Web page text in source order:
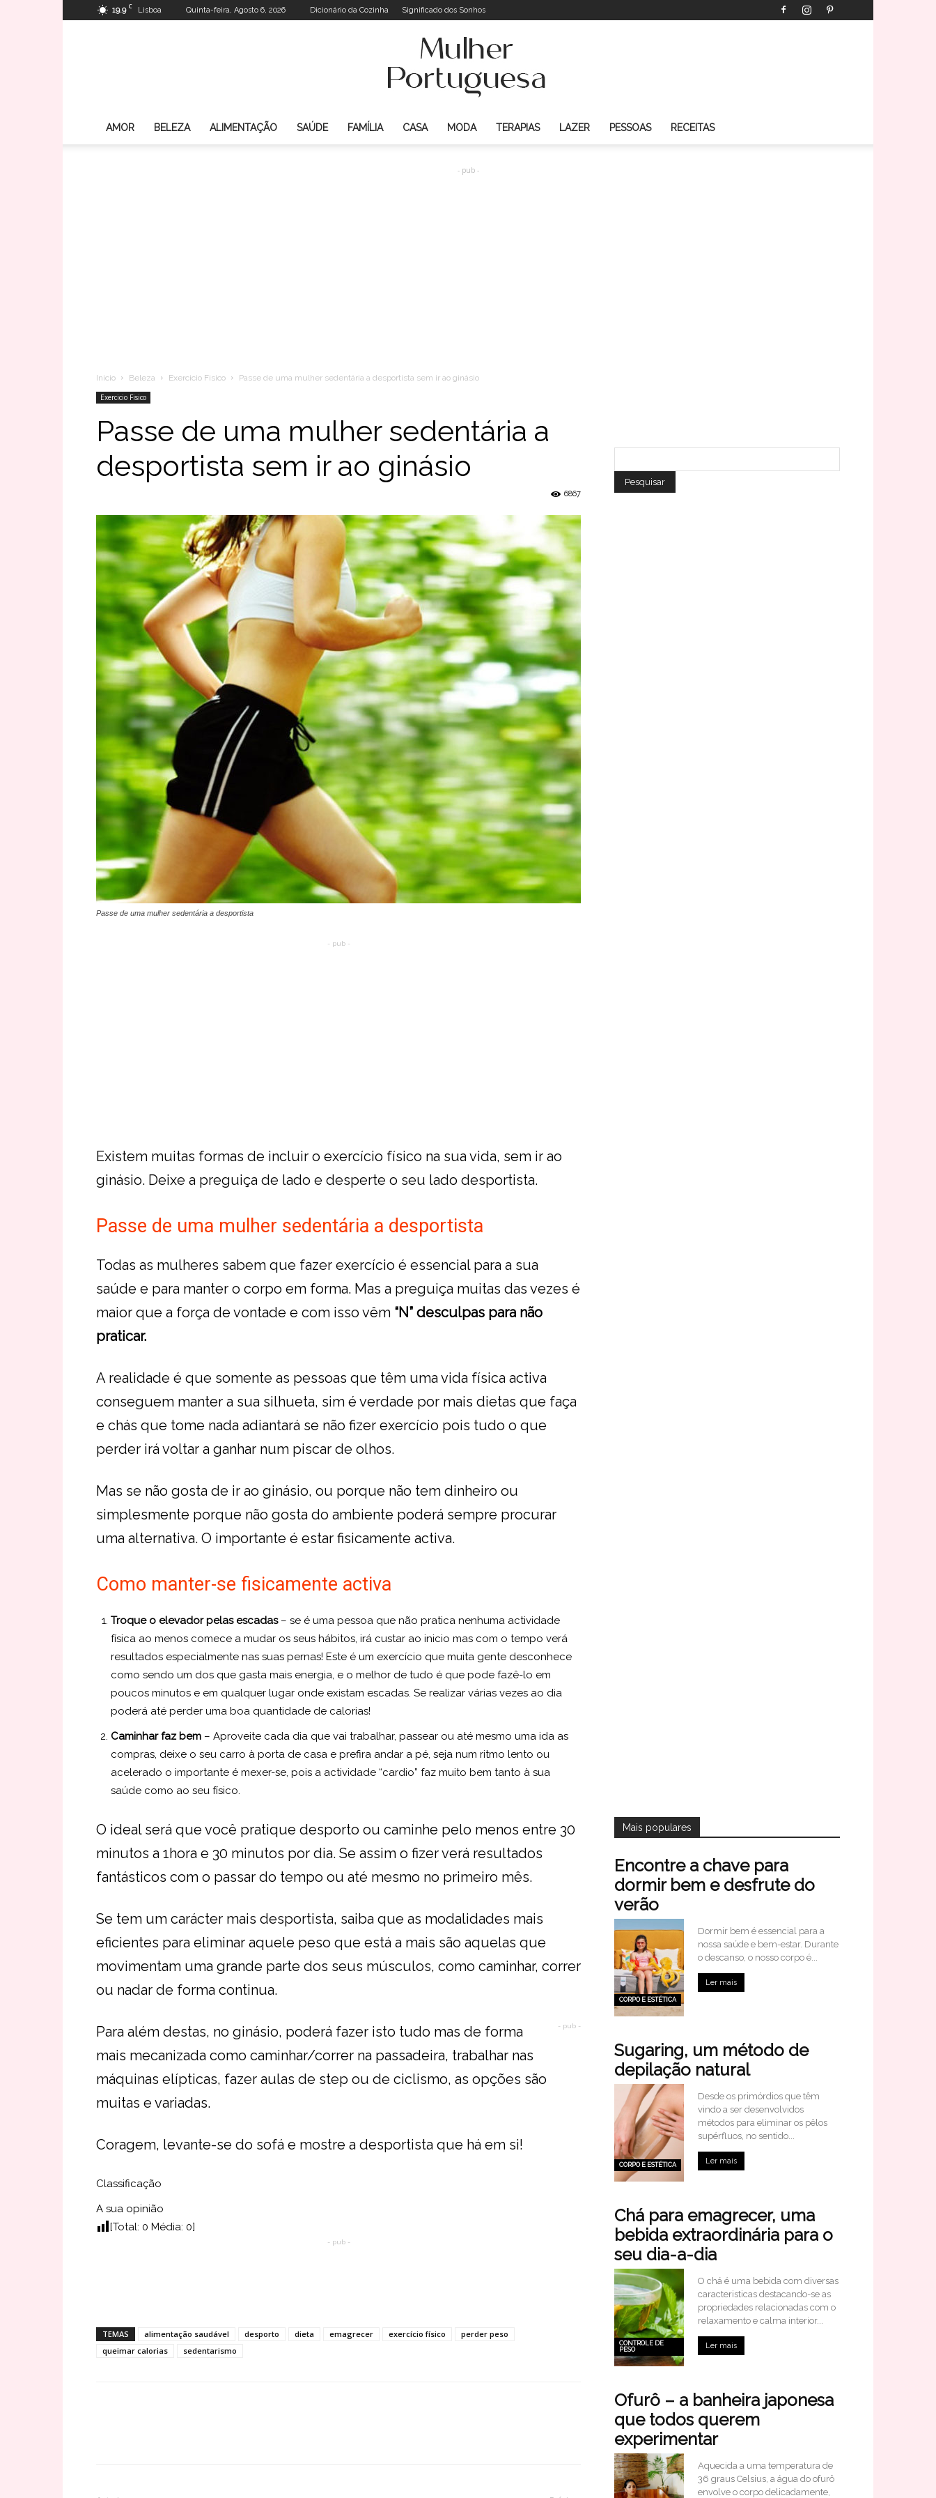
19.9 C Lisboa Quinta-feira, Agosto 6, 2026 Dicionário da Cozinha Significado dos Sonhos
AMOR BELEZA ALIMENTAÇÃO SAÚDE FAMÍLIA CASA MODA TERAPIAS LAZER PESSOAS RECEITAS
- pub -
Inicio Beleza Exercicio Fisico
Passe de uma mulher sedentária a desportista sem ir ao ginásio
Exercicio Fisico
Passe de uma mulher sedentária a
desportista sem ir ao ginásio
6867
Passe de uma mulher sedentária a desportista
- pub -
Existem muitas formas de incluir o exercício físico na sua vida, sem ir ao
ginásio. Deixe a preguiça de lado e desperte o seu lado desportista.
Passe de uma mulher sedentária a desportista
Todas as mulheres sabem que fazer exercício é essencial para a sua
saúde e para manter o corpo em forma. Mas a preguiça muitas das vezes é
maior que a força de vontade e com isso vêm “N” desculpas para não
praticar.
A realidade é que somente as pessoas que têm uma vida física activa
conseguem manter a sua silhueta, sim é verdade por mais dietas que faça
e chás que tome nada adiantará se não fizer exercício pois tudo o que
perder irá voltar a ganhar num piscar de olhos.
Mas se não gosta de ir ao ginásio, ou porque não tem dinheiro ou
simplesmente porque não gosta do ambiente poderá sempre procurar
uma alternativa. O importante é estar fisicamente activa.
Como manter-se fisicamente activa
Troque o elevador pelas escadas– se é uma pessoa que não pratica nenhuma actividade
física ao menos comece a mudar os seus hábitos, irá custar ao inicio mas com o tempo verá
resultados especialmente nas suas pernas! Este é um exercício que muita gente desconhece
como sendo um dos que gasta mais energia, e o melhor de tudo é que pode fazê-lo em
poucos minutos e em qualquer lugar onde existam escadas. Se realizar várias vezes ao dia
poderá até perder uma boa quantidade de calorias!
Caminhar faz bem – Aproveite cada dia que vai trabalhar, passear ou até mesmo uma ida as
compras, deixe o seu carro à porta de casa e prefira andar a pé, seja num ritmo lento ou
acelerado o importante é mexer-se, pois a actividade “cardio” faz muito bem tanto à sua
saúde como ao seu físico.
O ideal será que você pratique desporto ou caminhe pelo menos entre 30
minutos a 1hora e 30 minutos por dia. Se assim o fizer verá resultados
fantásticos com o passar do tempo ou até mesmo no primeiro mês.
Se tem um carácter mais desportista, saiba que as modalidades mais
eficientes para eliminar aquele peso que está a mais são aquelas que
movimentam uma grande parte dos seus músculos, como caminhar, correr
ou nadar de forma continua.
- pub -
Para além destas, no ginásio, poderá fazer isto tudo mas de forma
mais mecanizada como caminhar/correr na passadeira, trabalhar nas
máquinas elípticas, fazer aulas de step ou de ciclismo, as opções são
muitas e variadas.
Coragem, levante-se do sofá e mostre a desportista que há em si!
Classificação
A sua opinião
[Total: 0 Média: 0]
- pub -
TEMAS alimentação saudável desporto dieta emagrecer exercício físico
perder peso
queimar calorias
sedentarismo
Mais populares
Encontre a chave para
dormir bem e desfrute do
verão
CORPO E ESTÉTICA
Dormir bem é essencial para a
nossa saúde e bem-estar. Durante
o descanso, o nosso corpo é...
Ler mais
Sugaring, um método de
depilação natural
CORPO E ESTÉTICA
Desde os primórdios que têm
vindo a ser desenvolvidos
métodos para eliminar os pêlos
supérfluos, no sentido...
Ler mais
Chá para emagrecer, uma
bebida extraordinária para o
seu dia-a-dia
CONTROLE DE
PESO
O chá é uma bebida com diversas
caracteristicas destacando-se as
propriedades relacionadas com o
relaxamento e calma interior...
Ler mais
Ofurô – a banheira japonesa
que todos querem
experimentar
Aquecida a uma temperatura de
36 graus Celsius, a água do ofurô
envolve o corpo delicadamente,